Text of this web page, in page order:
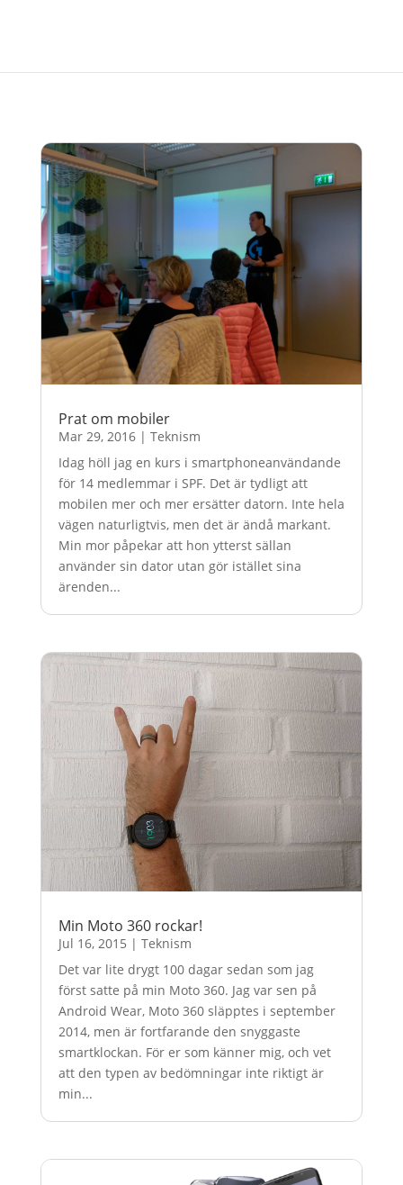
Prat om mobiler
Mar 29, 2016| Teknism
Idag höll jag en kurs i smartphoneanvändande
för 14 medlemmar i SPF. Det är tydligt att
mobilen mer och mer ersätter datorn. Inte hela
vägen naturligtvis, men det är ändå markant.
Min mor påpekar att hon ytterst sällan
använder sin dator utan gör istället sina
ärenden...
Min Moto 360 rockar!
Jul 16, 2015 | Teknism
Det var lite drygt 100 dagar sedan som jag
först satte på min Moto 360. Jag var sen på
Android Wear, Moto 360 släpptes i september
2014, men är fortfarande den snyggaste
smartklockan. För er som känner mig, och vet
att den typen av bedömningar inte riktigt är
min...